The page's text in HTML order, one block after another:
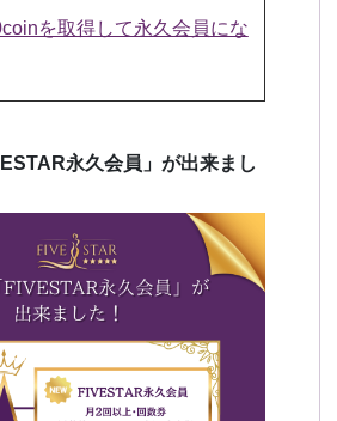
を取得して永久会員にな
永久会員」が出来まし